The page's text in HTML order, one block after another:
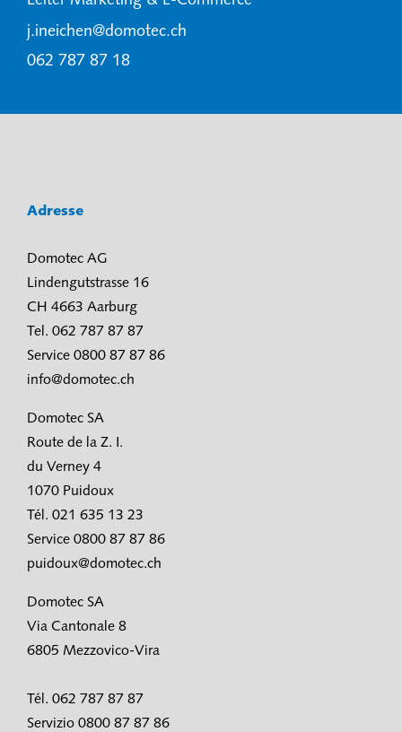
j.ineichen@domotec.ch
062 787 87 18
Adresse
Domotec AG
Lindengutstrasse 16
CH 4663 Aarburg
Tel. 062 787 87 87
Service 0800 87 87 86
info@domotec.ch
Domotec SA
Route de la Z. I.
du Verney 4
1070 Puidoux
Tél. 021 635 13 23
Service 0800 87 87 86
puidoux@domotec.ch
Domotec SA
Via Cantonale 8
6805 Mezzovico-Vira
Tél. 062 787 87 87
Servizio 0800 87 87 86